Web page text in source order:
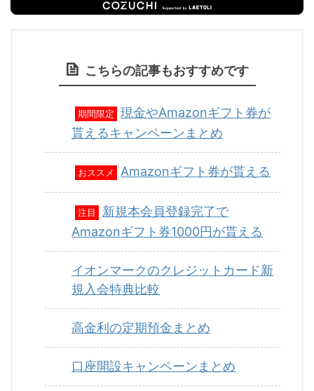
こちらの記事もおすすめです
期間限定
現金やAmazonギフト券が
貰えるキャンペーンまとめ
おススメ Amazonギフト券が貰える
注目
新規本会員登録完了で
Amazonギフト券1000円が貰える
イオンマークのクレジットカード新
規入会特典比較
高金利の定期預金まとめ
口座開設キャンペーンまとめ